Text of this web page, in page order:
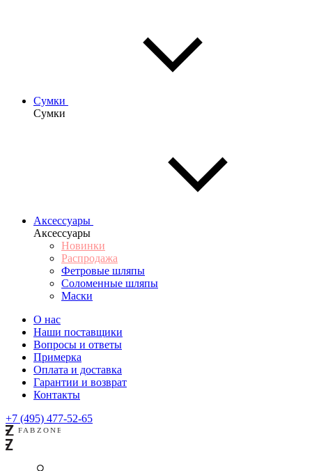
Сумки
Сумки
Аксессуары
Аксессуары
Новинки
Распродажа
Фетровые шляпы
Соломенные шляпы
Маски
О нас
Наши поставщики
Вопросы и ответы
Примерка
Оплата и доставка
Гарантии и возврат
Контакты
+7 (495) 477-52-65